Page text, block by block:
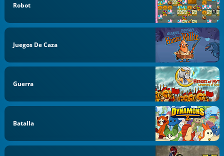
Robot
Juegos De Caza
Guerra
Batalla